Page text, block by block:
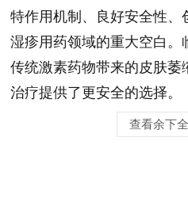
特作用机制、良好安全性
湿疹用药领域的重大空白。
传统激素药物带来的皮肤萎
治疗提供了更安全的选择。
查看余下